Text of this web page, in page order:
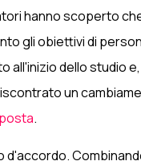
hanno scoperto
gli obiettivi di
all'inizio dello studio e,
un
.
d'accordo.